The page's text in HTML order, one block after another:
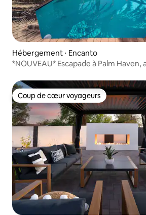
Hébergement ⋅ Encanto
*NOUVEAU* Escapade à Palm Haven,
Coup de cœur voyageurs
Coup de cœur voyageurs